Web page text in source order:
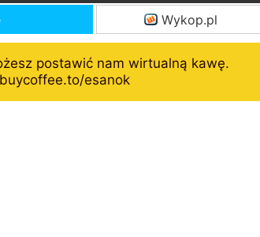
Wykop.pl
postawić nam wirtualną kawę.
esanok